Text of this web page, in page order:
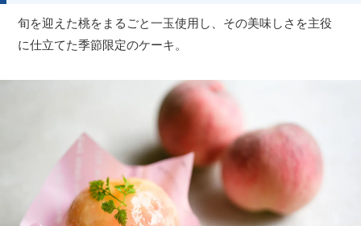
旬を迎えた桃をまるごと一玉使用し、その美味しさを主役
に仕立てた季節限定のケーキ。